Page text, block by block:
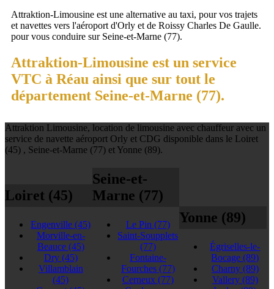
Attraktion-Limousine est une alternative au taxi, pour vos trajets
et navettes vers l'aéroport d'Orly et de Roissy Charles De Gaulle.
pour vous conduire sur Seine-et-Marne (77).
Attraktion-Limousine est un service
VTC à Réau ainsi que sur tout le
département Seine-et-Marne (77).
Attraktion Limousine, location de limousine avec chauffeur avec un
service de navette aéroport Orly et CDG disponible dans le Loiret
(45) , Seine-et-Marne (77) et Yonne (89).
Loiret (45)
Engenville(45)
Morville-en-
Beauce (45)
Dry (45)
Villamblain
(45)
Seine-et-
Marne (77)
Le Pin (77)
Saint-Soupplets
(77)
Fontaine-
Fourches (77)
Cerneux (77)
Yonne (89)
Égriselles-le-
Bocage(89)
Charny (89)
Vallery (89)